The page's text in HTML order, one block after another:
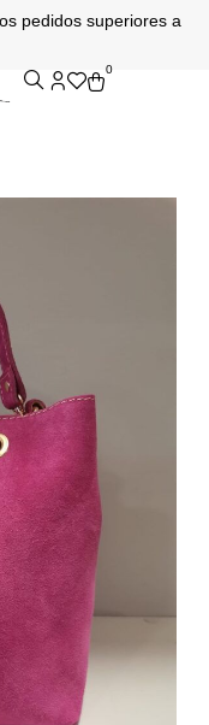
pedidos superiores a
0